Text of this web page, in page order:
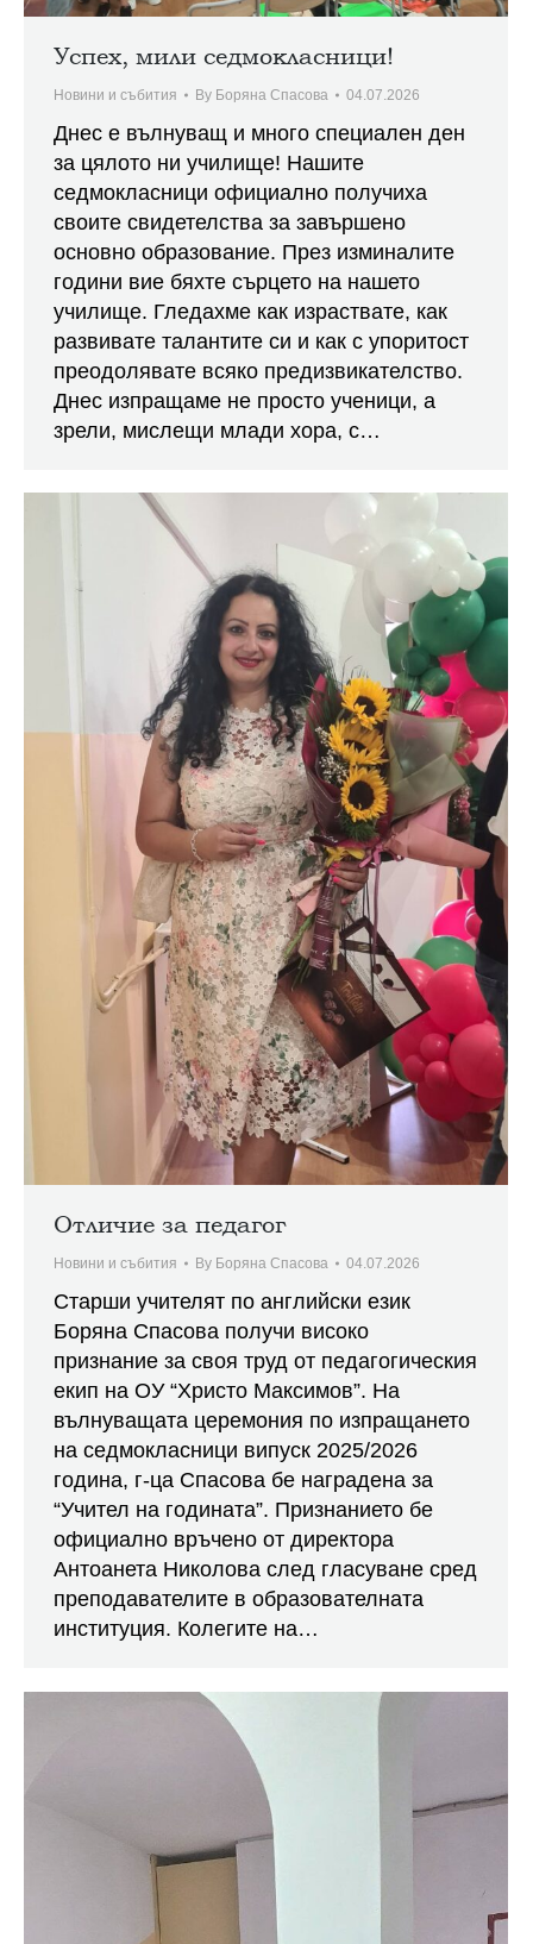
Успех, мили седмокласници!
Новини и събития By Боряна Спасова 04.07.2026
Днес е вълнуващ и много специален ден
за цялото ни училище! Нашите
седмокласници официално получиха
своите свидетелства за завършено
основно образование. През изминалите
години вие бяхте сърцето на нашето
училище. Гледахме как израствате, как
развивате талантите си и как с упоритост
преодолявате всяко предизвикателство.
Днес изпращаме не просто ученици, а
зрели, мислещи млади хора, с…
Отличие за педагог
Новини и събития By Боряна Спасова 04.07.2026
Старши учителят по английски език
Боряна Спасова получи високо
признание за своя труд от педагогическия
екип на ОУ “Христо Максимов”. На
вълнуващата церемония по изпращането
на седмокласници випуск 2025/2026
година, г-ца Спасова бе наградена за
“Учител на годината”. Признанието бе
официално връчено от директора
Антоанета Николова след гласуване сред
преподавателите в образователната
институция. Колегите на…